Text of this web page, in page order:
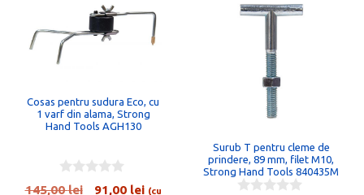
Cosas pentru sudura Eco, cu
1 varf din alama, Strong
Hand Tools AGH130
0
145,00lei
Prețul
91,00 leiPrețul
(cu
Surub T pentru cleme de
prindere, 89 mm, filet M10,
Strong Hand Tools 840435M